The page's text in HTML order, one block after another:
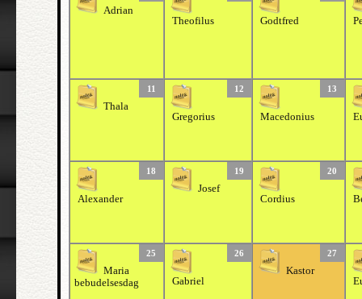
Adrian
Theofilus Godtfred
11
Thala
12
Gregorius
13
Macedonius
18
Alexander
19
Josef
20
Cordius
25
Maria
bebudelsesdag
26
Gabriel
27
Kastor